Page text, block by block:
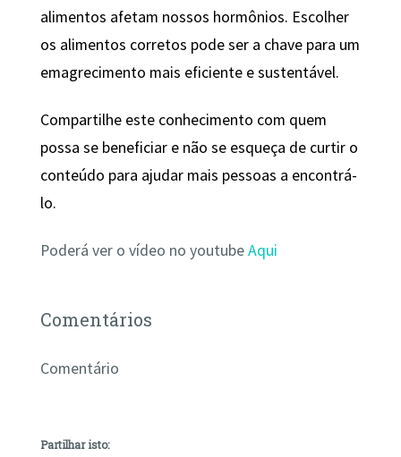
alimentos afetam nossos hormônios. Escolher
os alimentos corretos pode ser a chave para um
emagrecimento mais eficiente e sustentável.
Compartilhe este conhecimento com quem
possa se beneficiar e não se esqueça de curtir o
conteúdo para ajudar mais pessoas a encontrá-
lo.
Poderá ver o vídeo no youtubeAqui
Comentários
Comentário
Partilhar isto: